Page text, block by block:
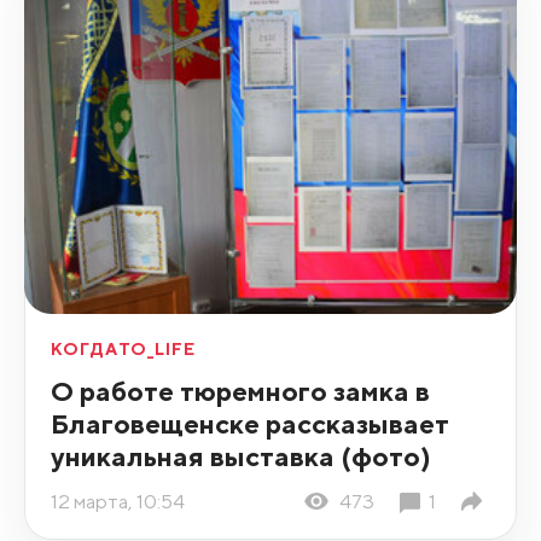
КОГДАТО_LIFE
О работе тюремного замка в
Благовещенске рассказывает
уникальная выставка (фото)
12 марта, 10:54 473 1